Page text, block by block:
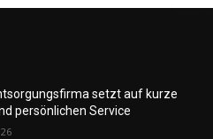
setzt auf kurze
persönlichen Service